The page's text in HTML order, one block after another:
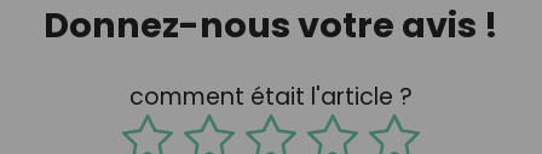
Donnez-nous votre avis !
comment était l'article ?